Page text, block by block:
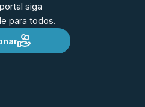
siga
para todos.